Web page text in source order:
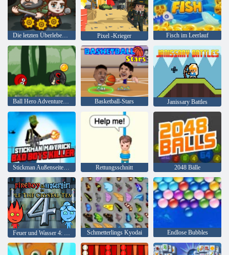
Die letzten Überlebenden Pixel -Krieger Fisch im Leerlauf
Basketball-Stars Janissary Battles
Rettungsschnitt 2048 Bälle
Feuer und Wasser 4: Kristalltempel Schmetterlings Kyodai Endlose Bubbles